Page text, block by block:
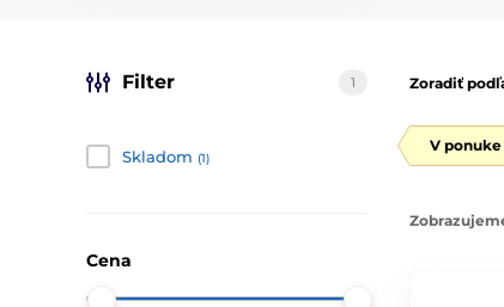
Filter 1
Skladom (1)
Cena
Zoradiť
V